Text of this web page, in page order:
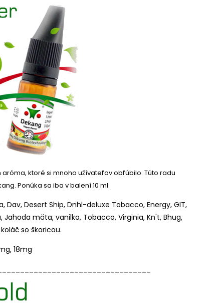
ktoré si mnoho užívateľov obľúbilo. Túto radu
Ponúka sa iba v balení 10 ml.
Desert Ship, Dnhl-deluxe Tobacco, Energy, GIT,
Jahoda mäta, vanilka, Tobacco, Virginia, Kn't, Bhug,
so škoricou.
18mg